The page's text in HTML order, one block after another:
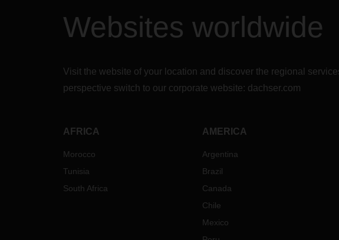
Websites worldwide
Visit the website of your location and discover the regional
perspective switch to our corporate website: dachser.com
AFRICA
Morocco
Tunisia
South Africa
AMERICA
Argentina
Brazil
Canada
Chile
Mexico